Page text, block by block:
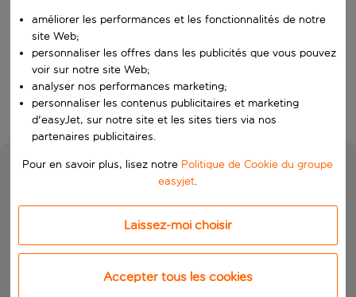
Rechercher
améliorer les performances et les fonctionnalités de notre
site Web;
personnaliser les offres dans les publicités que vous pouvez
voir sur notre site Web;
analyser nos performances marketing;
personnaliser les contenus publicitaires et marketing
d'easyJet, sur notre site et les sites tiers via nos
partenaires publicitaires.
Pour en savoir plus, lisez notre Politique de Cookie du groupe
easyjet.
Laissez-moi choisir
Accepter tous les cookies